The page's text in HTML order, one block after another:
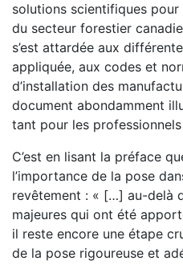
solutions scientifiques
du secteur forestier
s’est attardée aux
appliquée, aux codes et
d’installation des
document abondamment
tant pour les
C’est en lisant la préface
l’importance de la pose
revêtement : « […] au-delà
majeures qui ont été
il reste encore une étape
de la pose rigoureuse et